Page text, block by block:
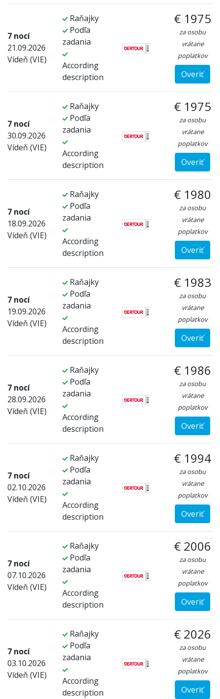
7 nocí
21.09.2026
Vídeň (VIE)
Raňajky
Podľa
zadania
According
description
€ 1975
za osobu
vrátane
poplatkov
Overiť
7 nocí
30.09.2026
Vídeň (VIE)
Raňajky
Podľa
zadania
According
description
€ 1975
za osobu
vrátane
poplatkov
Overiť
7 nocí
18.09.2026
Vídeň (VIE)
Raňajky
Podľa
zadania
According
description
€ 1980
za osobu
vrátane
poplatkov
Overiť
7 nocí
19.09.2026
Vídeň (VIE)
Raňajky
Podľa
zadania
According
description
€ 1983
za osobu
vrátane
poplatkov
Overiť
7 nocí
28.09.2026
Vídeň (VIE)
Raňajky
Podľa
zadania
According
description
€ 1986
za osobu
vrátane
poplatkov
Overiť
7 nocí
02.10.2026
Vídeň (VIE)
Raňajky
Podľa
zadania
According
description
€ 1994
za osobu
vrátane
poplatkov
Overiť
7 nocí
07.10.2026
Vídeň (VIE)
Raňajky
Podľa
zadania
According
description
€ 2006
za osobu
vrátane
poplatkov
Overiť
7 nocí
03.10.2026
Vídeň (VIE)
Raňajky
Podľa
zadania
According
description
€ 2026
za osobu
vrátane
poplatkov
Overiť